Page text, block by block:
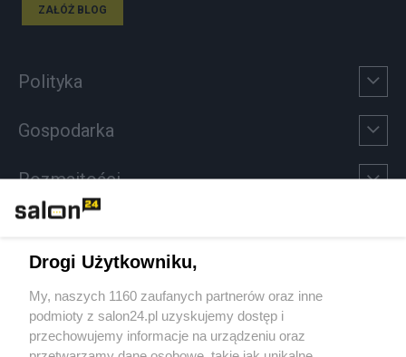
ZAŁÓŻ BLOG
Polityka
Gospodarka
Rozmaitości
Sport
Społeczeństwo
Drogi Użytkowniku,
My, naszych 1160 zaufanych partnerów oraz inne
podmioty z salon24.pl uzyskujemy dostęp i
przechowujemy informacje na urządzeniu oraz